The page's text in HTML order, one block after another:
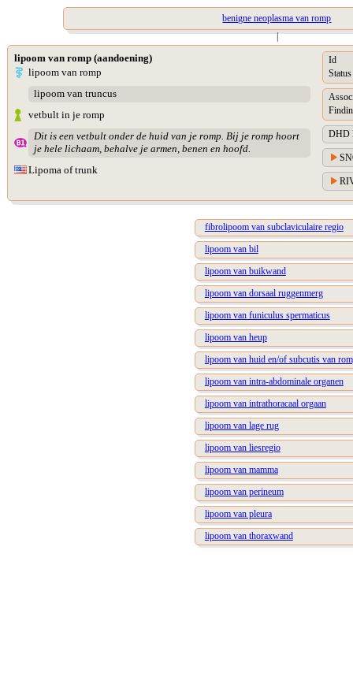
benigne neoplasma van romp
|
lipoom van romp (aandoening)
lipoom van romp
lipoom van truncus
vetbult in je romp
Dit is een vetbult onder de huid van je romp. Bij je romp hoort
je hele lichaam, behalve je armen, benen en hoofd.
Lipoma of trunk
Id
Status
DHD
fibrolipoom van subclaviculaire regio
lipoom van bil
lipoom van buikwand
lipoom van dorsaal ruggenmerg
lipoom van funiculus spermaticus
lipoom van heup
lipoom van huid en/of subcutis van
lipoom van intra-abdominale organen
lipoom van intrathoracaal orgaan
lipoom van lage rug
lipoom van liesregio
lipoom van mamma
lipoom van perineum
lipoom van pleura
lipoom van thoraxwand